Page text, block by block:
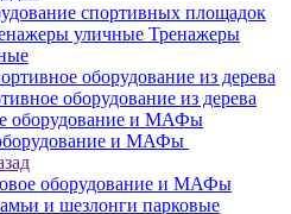
спортивных площадок
Тренажеры
оборудование из дерева
и МАФы
оборудование и МАФы